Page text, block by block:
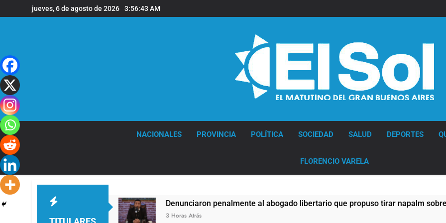
al
jueves, 6 de agosto de 2026 3:56:43 AM
NACIONALES PROVINCIA POLÍTICA SOCIEDAD SALUD DEPORTES
FLORENCIO VARELA
ráfagas de viento Denunciaron penalmente al abogado libertario que propuso tirar napalm sobre el Gran
3 Horas Atrás